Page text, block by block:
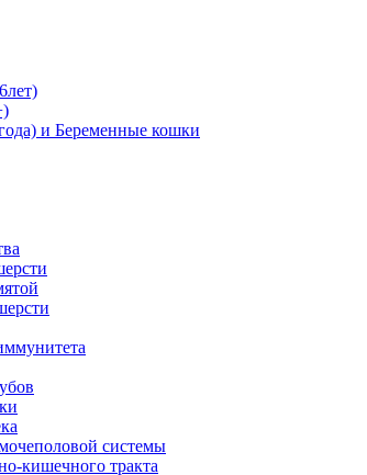
и Беременные кошки
системы
кишечного тракта